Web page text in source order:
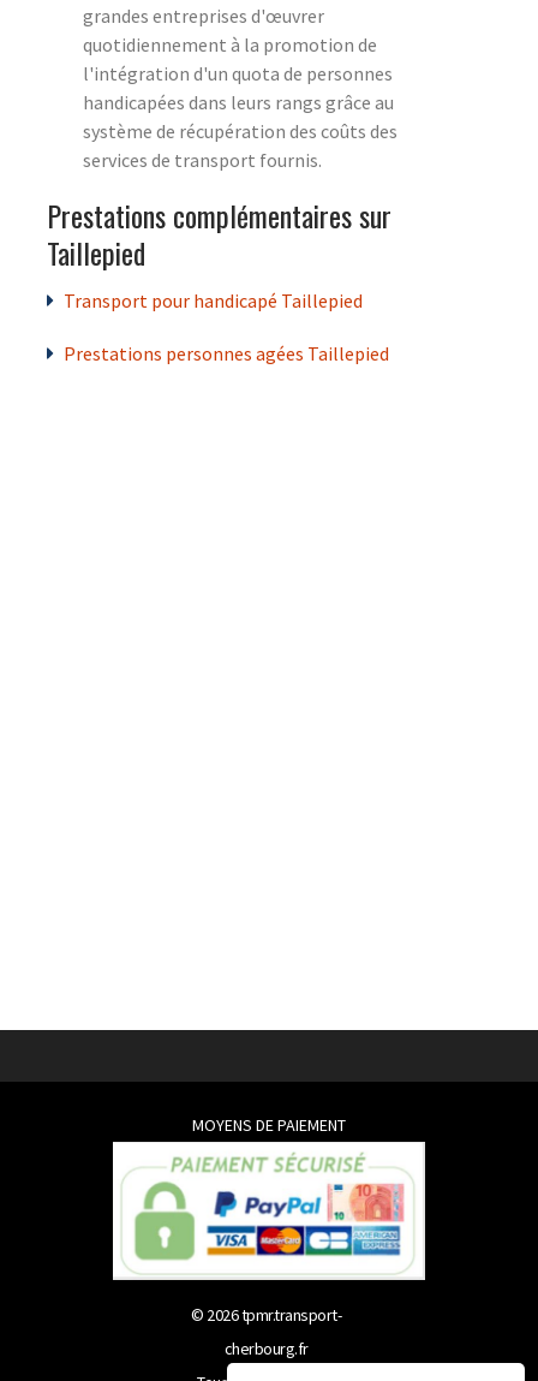
grandes entreprises d'œuvrer
quotidiennement à la promotion de
l'intégration d'un quota de personnes
handicapées dans leurs rangs grâce au
système de récupération des coûts des
services de transport fournis.
Prestations complémentaires sur
Taillepied
Transport pour handicapé Taillepied
Prestations personnes agées Taillepied
MOYENS DE PAIEMENT
© 2026tpmr.transport-
cherbourg.fr